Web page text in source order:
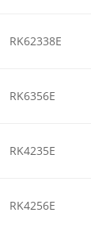
RK62338E
RK6356E
RK4235E
RK4256E